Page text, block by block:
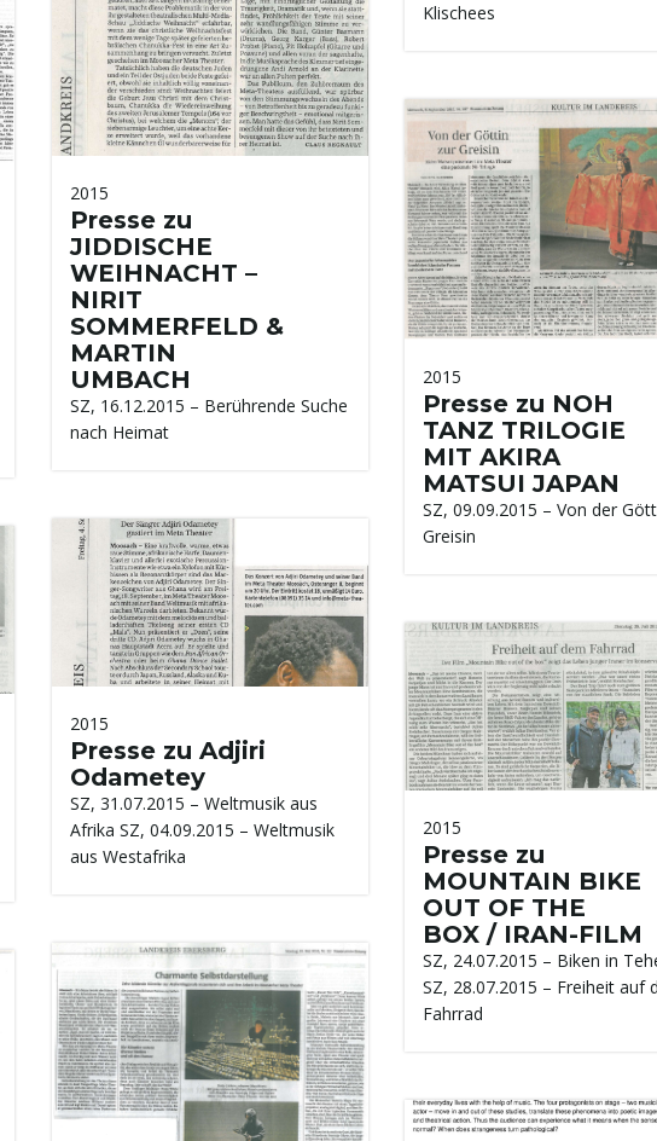
Klischees
2015
Presse zu
JIDDISCHE
WEIHNACHT –
NIRIT
SOMMERFELD &
MARTIN
UMBACH
SZ, 16.12.2015 – Berührende Suche
nach Heimat
2015
Presse zu NOH
TANZ TRILOGIE
MIT AKIRA
MATSUI JAPAN
SZ, 09.09.2015 – Von der
Greisin
2015
Presse zu Adjiri
Odametey
SZ, 31.07.2015 – Weltmusik aus
Afrika SZ, 04.09.2015 – Weltmusik
aus Westafrika
2015
Presse zu
MOUNTAIN BIKE
OUT OF THE
BOX / IRAN-FILM
SZ, 24.07.2015 – Biken in
SZ, 28.07.2015 – Freiheit auf
Fahrrad